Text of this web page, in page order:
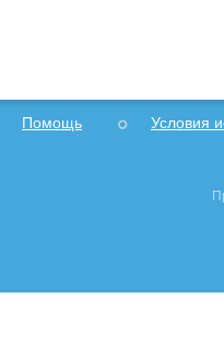
Помощь Условия